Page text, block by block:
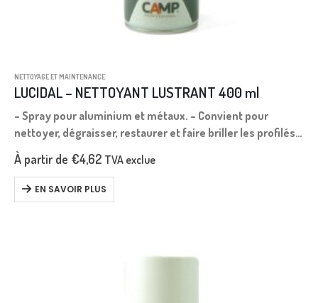
NETTOYAGE ET MAINTENANCE
LUCIDAL – NETTOYANT LUSTRANT 400 ml
– Spray pour aluminium et métaux. – Convient pour
nettoyer, dégraisser, restaurer et faire briller les profilés
en aluminium de tous types : peints, anodisés, bruts. –
Non abrasif, exerce…
À partir de €4,62 TVA exclue
EN SAVOIR PLUS